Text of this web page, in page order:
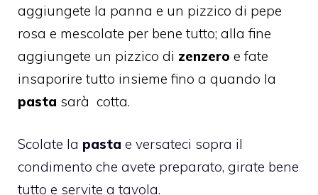
aggiungete la panna e un pizzico di pepe
rosa e mescolate per bene tutto; alla fine
aggiungete un pizzico di zenzero e fate
insaporire tutto insieme fino a quando la
pasta sarà cotta.
Scolate la pasta e versateci sopra il
condimento che avete preparato, girate bene
tutto e servite a tavola.